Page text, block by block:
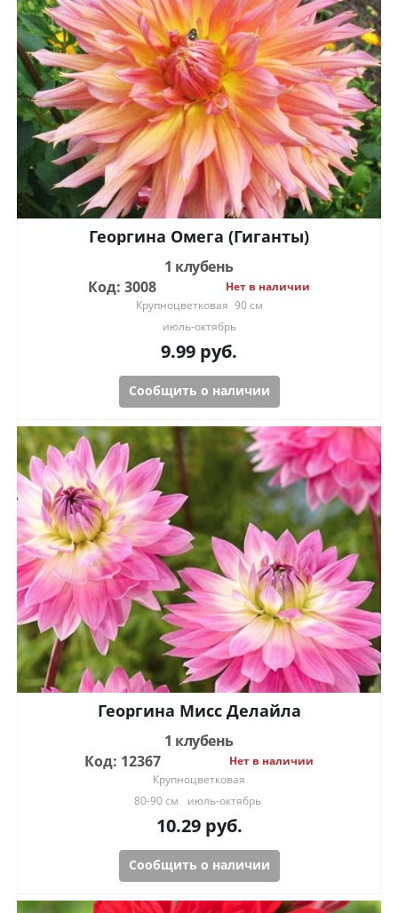
Георгина Омега (Гиганты)
1 клубень
Код: 3008
Нет в наличии
Крупноцветковая 90 см
июль-октябрь
9.99 руб.
Сообщить о наличии
Георгина Мисс Делайла
1 клубень
Код: 12367
Нет в наличии
Крупноцветковая
80-90 см
июль-октябрь
10.29руб.
Сообщить о наличии